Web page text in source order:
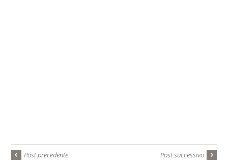
Post precedente Post successivo